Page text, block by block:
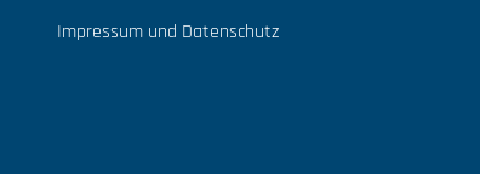
Impressum und Datenschutz